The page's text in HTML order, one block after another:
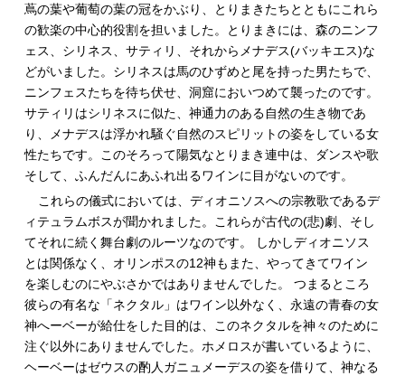
蔦の葉や葡萄の葉の冠をかぶり、とりまきたちとともにこれら
の歓楽の中心的役割を担いました。とりまきには、森のニンフ
ェス、シリネス、サティリ、それからメナデス(バッキエス)な
どがいました。シリネスは馬のひずめと尾を持った男たちで、
ニンフェスたちを待ち伏せ、洞窟においつめて襲ったのです。
サティリはシリネスに似た、神通力のある自然の生き物であ
り、メナデスは浮かれ騒ぐ自然のスピリットの姿をしている女
性たちです。このそろって陽気なとりまき連中は、ダンスや歌
そして、ふんだんにあふれ出るワインに目がないのです。
これらの儀式においては、ディオニソスへの宗教歌であるデ
ィテュラムボスが聞かれました。これらが古代の(悲)劇、そし
てそれに続く舞台劇のルーツなのです。 しかしディオニソス
とは関係なく、オリンポスの12神もまた、やってきてワイン
を楽しむのにやぶさかではありませんでした。 つまるところ
彼らの有名な「ネクタル」はワイン以外なく、永遠の青春の女
神へーベーが給仕をした目的は、このネクタルを神々のために
注ぐ以外にありませんでした。ホメロスが書いているように、
ヘーベーはゼウスの酌人ガニュメーデスの姿を借りて、神なる